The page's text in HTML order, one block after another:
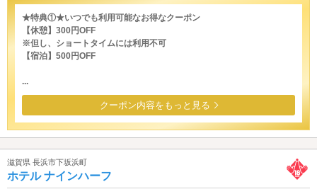
★特典①★いつでも利用可能なお得なクーポン
【休憩】300円OFF
※但し、ショートタイムには利用不可
【宿泊】500円OFF
...
クーポン内容をもっと見る
滋賀県 長浜市下坂浜町
ホテル ナインハーフ